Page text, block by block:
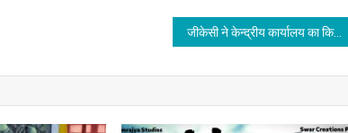
जीकेसी ने केन्द्रीय कार्यालय का किया उद्घाटन